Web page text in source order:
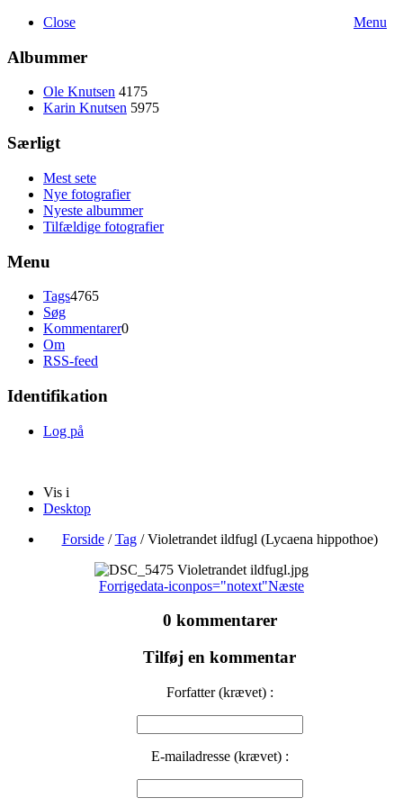
Menu
Close
Albummer
Ole Knutsen 4175
Karin Knutsen 5975
Særligt
Mest sete
Nye fotografier
Nyeste albummer
Tilfældige fotografier
Menu
Tags4765
Søg
Kommentarer0
Om
RSS-feed
Identifikation
Log på
Vis i
Desktop
Forside/Tag /Violetrandet ildfugl (Lycaena hippothoe)
Forrigedata-iconpos="notext"Næste
0 kommentarer
Tilføj en kommentar
Forfatter (krævet) :
E-mailadresse (krævet) :